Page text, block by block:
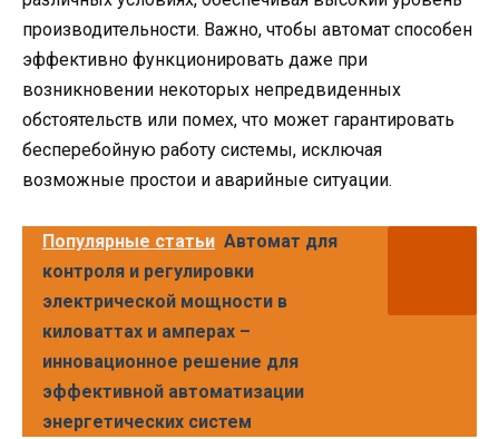
производительности. Важно, чтобы автомат способен
эффективно функционировать даже при
возникновении некоторых непредвиденных
обстоятельств или помех, что может гарантировать
бесперебойную работу системы, исключая
возможные простои и аварийные ситуации.
Популярные статьи Автомат для
контроля и регулировки
электрической мощности в
киловаттах и амперах –
инновационное решение для
эффективной автоматизации
энергетических систем